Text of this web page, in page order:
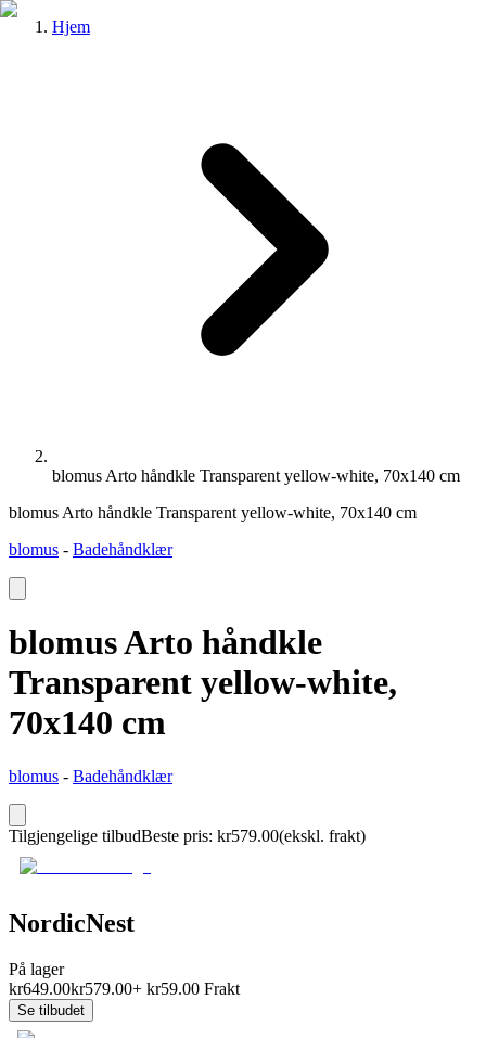
Hjem
blomus Arto håndkle Transparent yellow-white, 70x140 cm
blomus Arto håndkle Transparent yellow-white, 70x140 cm
blomus - Badehåndklær
blomus Arto håndkle
Transparent yellow-white,
70x140 cm
blomus - Badehåndklær
Tilgjengelige tilbudBeste pris: kr579.00(ekskl. frakt)
NordicNest
På lager
kr649.00kr579.00+ kr59.00 Frakt
Se tilbudet